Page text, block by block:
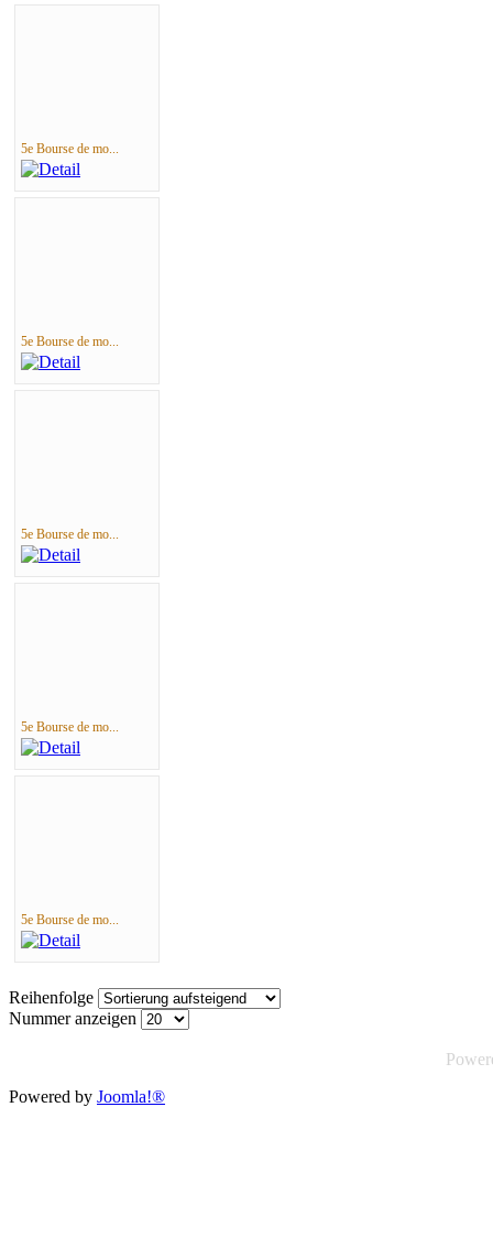
5e Bourse de mo...
5e Bourse de mo...
5e Bourse de mo...
5e Bourse de mo...
5e Bourse de mo...
Reihenfolge
Nummer anzeigen
Powered by Joomla!®